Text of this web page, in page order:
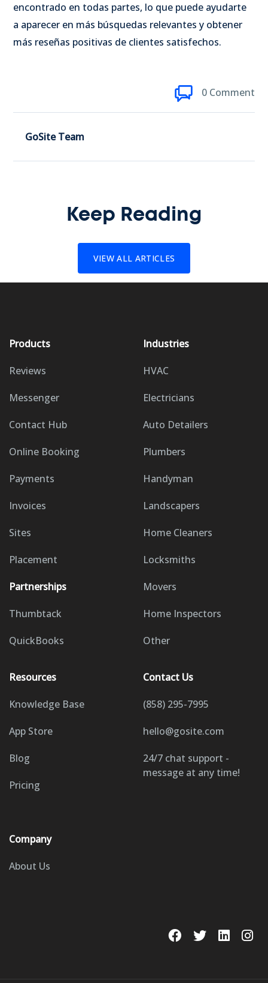
encontrado en todas partes, lo que puede ayudarte
a aparecer en más búsquedas relevantes y obtener
más reseñas positivas de clientes satisfechos.
0 Comment
GoSite Team
Keep Reading
VIEW ALL ARTICLES
Products
Reviews
Messenger
Contact Hub
Online Booking
Payments
Invoices
Sites
Placement
Partnerships
Thumbtack
QuickBooks
Industries
HVAC
Electricians
Auto Detailers
Plumbers
Handyman
Landscapers
Home Cleaners
Locksmiths
Movers
Home Inspectors
Other
Resources
Knowledge Base
App Store
Blog
Pricing
Company
About Us
Contact Us
(858) 295-7995
hello@gosite.com
24/7 chat support -
message at any time!